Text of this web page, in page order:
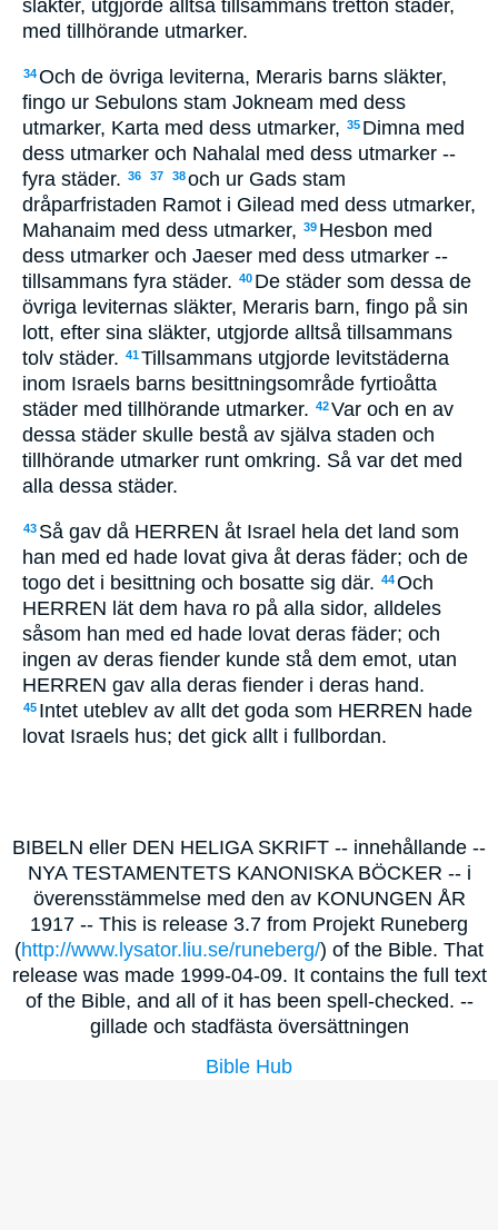
släkter, utgjorde alltså tillsammans tretton städer,
med tillhörande utmarker.
34Och de övriga leviterna, Meraris barns släkter,
fingo ur Sebulons stam Jokneam med dess
utmarker, Karta med dess utmarker, 35 Dimna med
dess utmarker och Nahalal med dess utmarker --
fyra städer. 36 37 38och ur Gads stam
dråparfristaden Ramot i Gilead med dess utmarker,
Mahanaim med dess utmarker, 39 Hesbon med
dess utmarker och Jaeser med dess utmarker --
tillsammans fyra städer. 40 De städer som dessa de
övriga leviternas släkter, Meraris barn, fingo på sin
lott, efter sina släkter, utgjorde alltså tillsammans
tolv städer. 41Tillsammans utgjorde levitstäderna
inom Israels barns besittningsområde fyrtioåtta
städer med tillhörande utmarker. 42Var och en av
dessa städer skulle bestå av själva staden och
tillhörande utmarker runt omkring. Så var det med
alla dessa städer.
43 Så gav då HERREN åt Israel hela det land som
han med ed hade lovat giva åt deras fäder; och de
togo det i besittning och bosatte sig där. 44Och
HERREN lät dem hava ro på alla sidor, alldeles
såsom han med ed hade lovat deras fäder; och
ingen av deras fiender kunde stå dem emot, utan
HERREN gav alla deras fiender i deras hand.
45 Intet uteblev av allt det goda som HERREN hade
lovat Israels hus; det gick allt i fullbordan.
BIBELN eller DEN HELIGA SKRIFT -- innehållande --
NYA TESTAMENTETS KANONISKA BÖCKER -- i
överensstämmelse med den av KONUNGEN ÅR
1917 -- This is release 3.7 from Projekt Runeberg
(http://www.lysator.liu.se/runeberg/) of the Bible. That
release was made 1999-04-09. It contains the full text
of the Bible, and all of it has been spell-checked. --
gillade och stadfästa översättningen
Bible Hub